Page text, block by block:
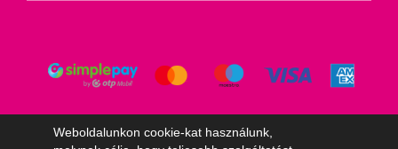
Weboldalunkon cookie-kat használunk,